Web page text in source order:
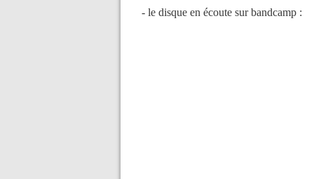
- le disque en écoute sur bandcamp :